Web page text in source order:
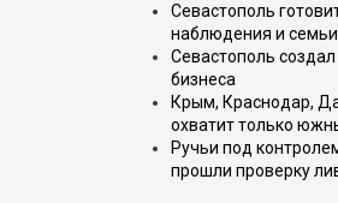
Севастополь
наблюдения и
Севастополь
бизнеса
Крым, Краснодар,
охватит только
Ручьи под
прошли проверку